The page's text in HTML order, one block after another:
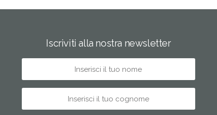
Iscriviti alla nostra newsletter